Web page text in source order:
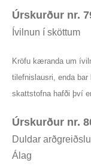
Úrskurður nr.
Ívilnun í sköttum
Kröfu kæranda um
tilefnislausri, enda
skattstofna hafði því
Úrskurður nr.
Duldar
Álag